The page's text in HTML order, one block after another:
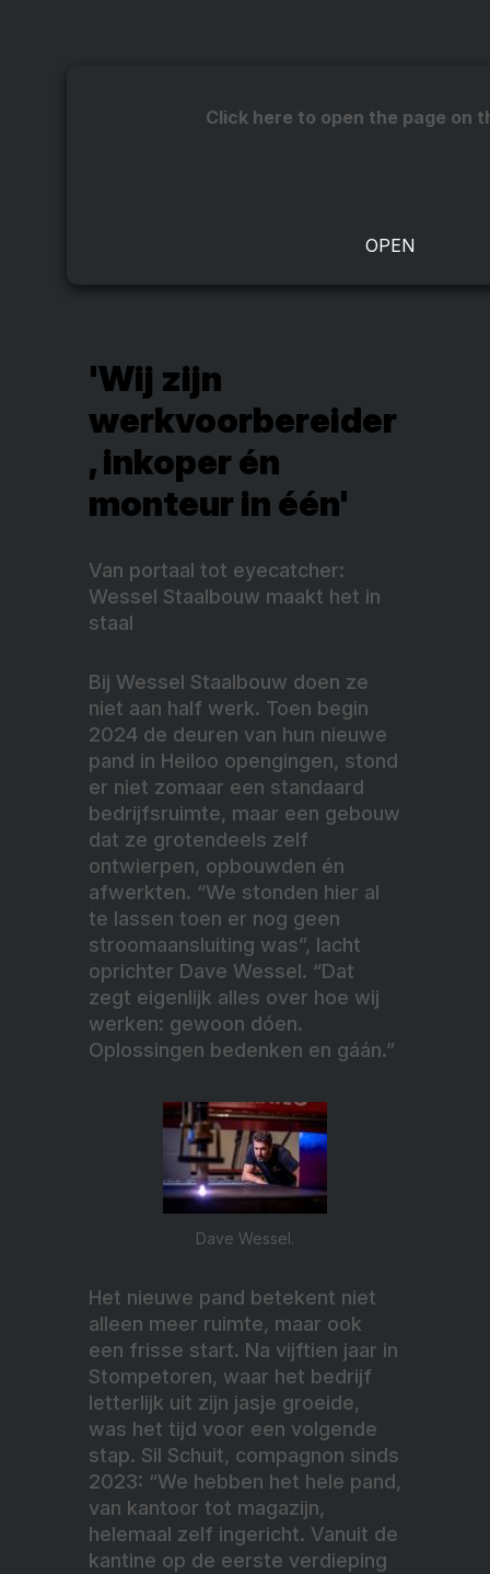
Click here to open the page on
'Wij zijn
werkvoorbereider
, inkoper én
monteur in één'
Van portaal tot eyecatcher:
Wessel Staalbouw maakt het in
staal
Bij Wessel Staalbouw doen ze
niet aan half werk. Toen begin
2024 de deuren van hun nieuwe
pand in Heiloo opengingen, stond
er niet zomaar een standaard
bedrijfsruimte, maar een gebouw
dat ze grotendeels zelf
ontwierpen, opbouwden én
afwerkten. “We stonden hier al
te lassen toen er nog geen
stroomaansluiting was”, lacht
oprichter Dave Wessel. “Dat
zegt eigenlijk alles over hoe wij
werken: gewoon dóen.
Oplossingen bedenken en gáán.”
Dave Wessel.
Het nieuwe pand betekent niet
alleen meer ruimte, maar ook
een frisse start. Na vijftien jaar in
Stompetoren, waar het bedrijf
letterlijk uit zijn jasje groeide,
was het tijd voor een volgende
stap. Sil Schuit, compagnon sinds
2023: “We hebben het hele pand,
van kantoor tot magazijn,
helemaal zelf ingericht. Vanuit de
kantine op de eerste verdieping